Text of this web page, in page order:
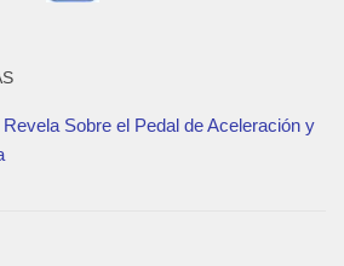
Sobre el Pedal de Aceleración y